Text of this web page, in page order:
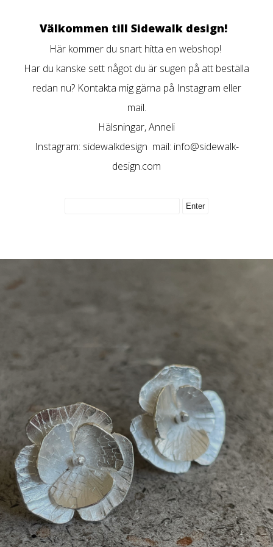
Välkommen till Sidewalk design!
Här kommer du snart hitta en webshop!
Har du kanske sett något du är sugen på att beställa
redan nu? Kontakta mig gärna på Instagram eller
mail.
Hälsningar, Anneli
Instagram: sidewalkdesign mail: info@sidewalk-
design.com